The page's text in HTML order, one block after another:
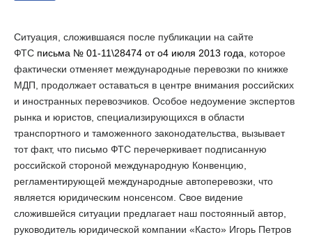
Ситуация, сложившаяся после публикации на сайте
ФТС письма № 01-11\28474 от о4 июля 2013 года, которое
фактически отменяет международные перевозки по книжке
МДП, продолжает оставаться в центре внимания российских
и иностранных перевозчиков. Особое недоумение экспертов
рынка и юристов, специализирующихся в области
транспортного и таможенного законодательства, вызывает
тот факт, что письмо ФТС перечеркивает подписанную
российской стороной международную Конвенцию,
регламентирующей международные автоперевозки, что
является юридическим нонсенсом. Свое видение
сложившейся ситуации предлагает наш постоянный автор,
руководитель юридической компании «Касто» Игорь Петров